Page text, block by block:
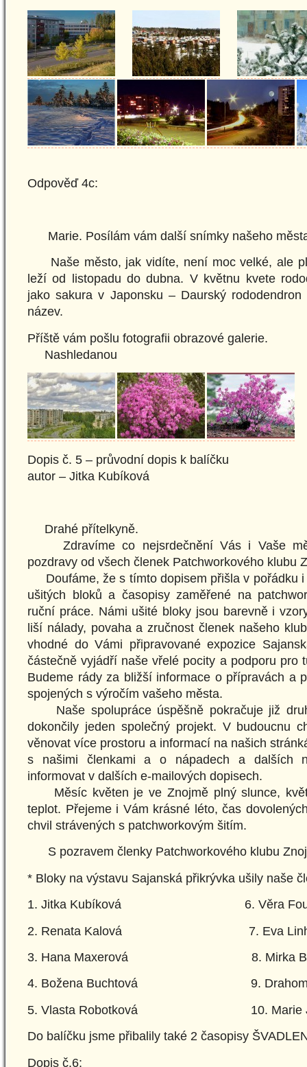
Odpověď 4c:
Marie. Posílám vám další snímky našeho
Naše město, jak vidíte, není moc velké, ale
leží od listopadu do dubna. V květnu kvete
jako sakura v Japonsku – Daurský
název.
Příště vám pošlu fotografii obrazové galerie.
Nashledanou
Dopis č. 5 – průvodní dopis k balíčku
autor – Jitka Kubíková
Drahé přítelkyně.
Zdravíme co nejsrdečnění Vás i Vaše
pozdravy od všech členek Patchworkového klubu
Doufáme, že s tímto dopisem přišla v pořádku i
ušitých bloků a časopisy zaměřené na
ruční práce. Námi ušité bloky jsou barevně i
liší nálady, povaha a zručnost členek našeho
vhodné do Vámi připravované expozice
částečně vyjádří naše vřelé pocity a podporu pro
Budeme rády za bližší informace o přípravách a
spojených s výročím vašeho města.
Naše spolupráce úspěšně pokračuje již
dokončily jeden společný projekt. V budoucnu
věnovat více prostoru a informací na našich
s našimi členkami a o nápadech a dalších
informovat v dalších e-mailových dopisech.
Měsíc květen je ve Znojmě plný slunce,
teplot. Přejeme i Vám krásné léto, čas
chvil strávených s patchworkovým šitím.
S pozravem členky Patchworkového klubu
* Bloky na výstavu Sajanská přikrývka ušily naše
1. Jitka Kubíková 6. Věra
2. Renata Kalová 7. Eva
3. Hana Maxerová 8. Mirka
4. Božena Buchtová 9. Drahomíra
5. Vlasta Robotková 10. Marie
Do balíčku jsme přibalily také 2 časopisy
Dopis č.6: